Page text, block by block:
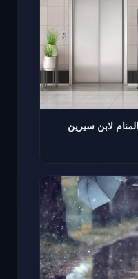
لابن سيرين